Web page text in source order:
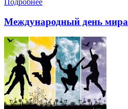
Международный день мира